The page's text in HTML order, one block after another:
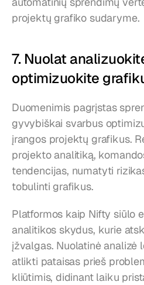
projektų grafiko sudaryme.
7. Nuolat
optimizuokite
Duomenimis pagrįstas
gyvybiškai svarbus
įrangos projektų grafikus.
projekto analitiką,
tendencijas, numatyti
tobulinti grafikus.
Platformos kaip Nifty siūlo
analitikos skydus, kurie
įžvalgas. Nuolatinė analizė
atlikti pataisas prieš
kliūtimis, didinant laiku